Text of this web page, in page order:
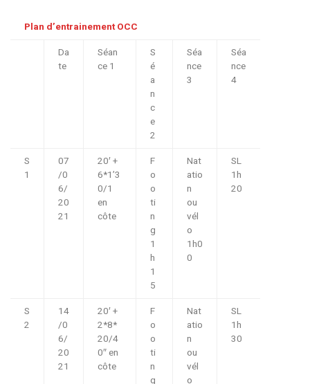
Plan d’entrainement OCC
Da
te
Séan
ce 1
S
é
a
n
c
e
2
Séa
nce
3
Séa
nce
4
S
1
07
/0
6/
20
21
20′ +
6*1’3
0/1
en
côte
F
o
o
ti
n
g
1
h
1
5
Nat
atio
n
ou
vél
o
1h0
0
SL
1h
20
S
2
14
/0
6/
20
21
20′ +
2*8*
20/4
0″ en
côte
F
o
o
ti
n
g
Nat
atio
n
ou
vél
o
SL
1h
30